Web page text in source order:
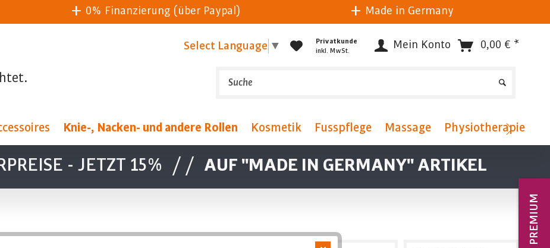
0% Finanzierung (über Paypal) Made in Germany
Select Language ▼
Privatkunde
inkl. MwSt.
Mein Konto 0,00 € *
Knie-, Nacken- und andere Rollen Kosmetik Fusspflege Massage Physiotherapie
- JETZT 15% // AUF "MADE IN GERMANY" ARTIKEL
PREMIUM